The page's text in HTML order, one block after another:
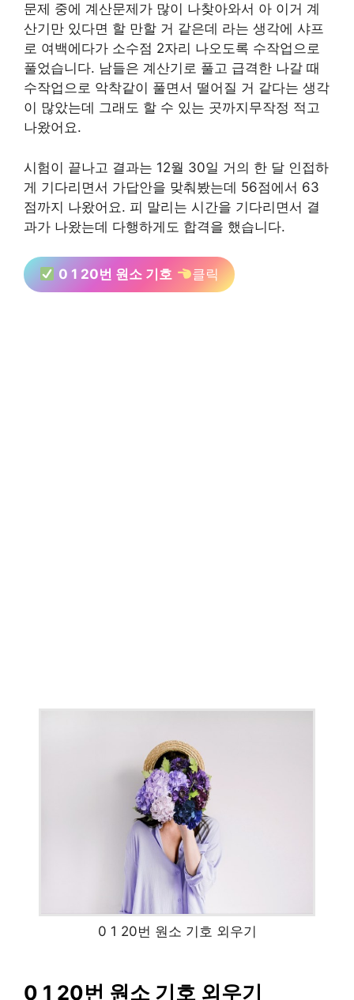
문제 중에 계산문제가 많이 나찾아와서 아 이거 계
산기만 있다면 할 만할 거 같은데 라는 생각에 샤프
로 여백에다가 소수점 2자리 나오도록 수작업으로
풀었습니다. 남들은 계산기로 풀고 급격한 나갈 때
수작업으로 악착같이 풀면서 떨어질 거 같다는 생각
이 많았는데 그래도 할 수 있는 곳까지무작정 적고
나왔어요.
시험이 끝나고 결과는 12월 30일 거의 한 달 인접하
게 기다리면서 가답안을 맞춰봤는데 56점에서 63
점까지 나왔어요. 피 말리는 시간을 기다리면서 결
과가 나왔는데 다행하게도 합격을 했습니다.
0 1 20번 원소 기호 클릭
0 1 20번 원소 기호 외우기
0 1 20번 원소 기호 외우기